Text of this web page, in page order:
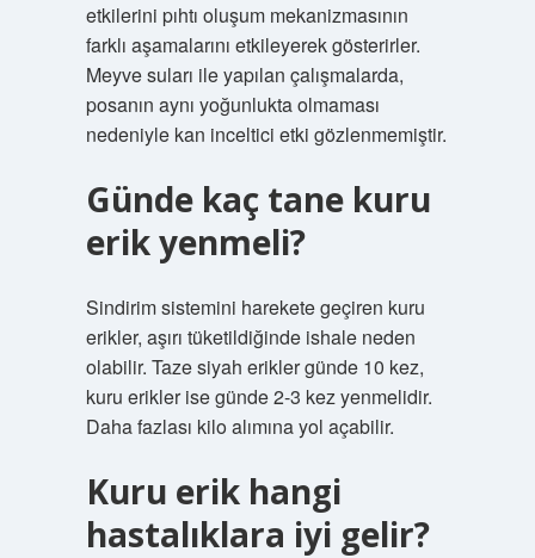
etkilerini pıhtı oluşum mekanizmasının
farklı aşamalarını etkileyerek gösterirler.
Meyve suları ile yapılan çalışmalarda,
posanın aynı yoğunlukta olmaması
nedeniyle kan inceltici etki gözlenmemiştir.
Günde kaç tane kuru
erik yenmeli?
Sindirim sistemini harekete geçiren kuru
erikler, aşırı tüketildiğinde ishale neden
olabilir. Taze siyah erikler günde 10 kez,
kuru erikler ise günde 2-3 kez yenmelidir.
Daha fazlası kilo alımına yol açabilir.
Kuru erik hangi
hastalıklara iyi gelir?